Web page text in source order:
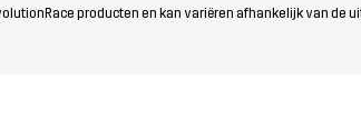
producten en kan variëren afhankelijk van de